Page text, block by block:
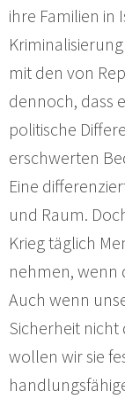
ihre Familien in
mit den von
dennoch, dass
politische
erschwerten
Eine
und Raum.
Krieg täglich
nehmen, wenn
Auch wenn
Sicherheit nicht
wollen wir sie